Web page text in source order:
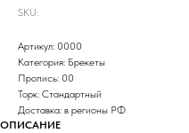
SKU:
Артикул: 0000
Категория: Брекеты
Пропись: 00
Торк: Стандартный
Доставка: в регионы РФ
ОПИСАНИЕ